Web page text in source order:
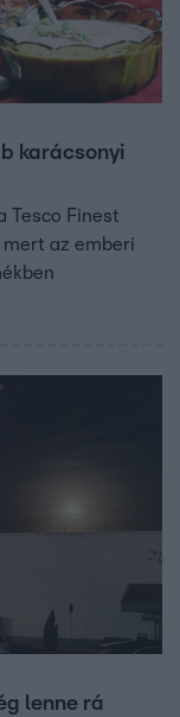
karácsonyi
Tesco Finest
az emberi
lenne rá